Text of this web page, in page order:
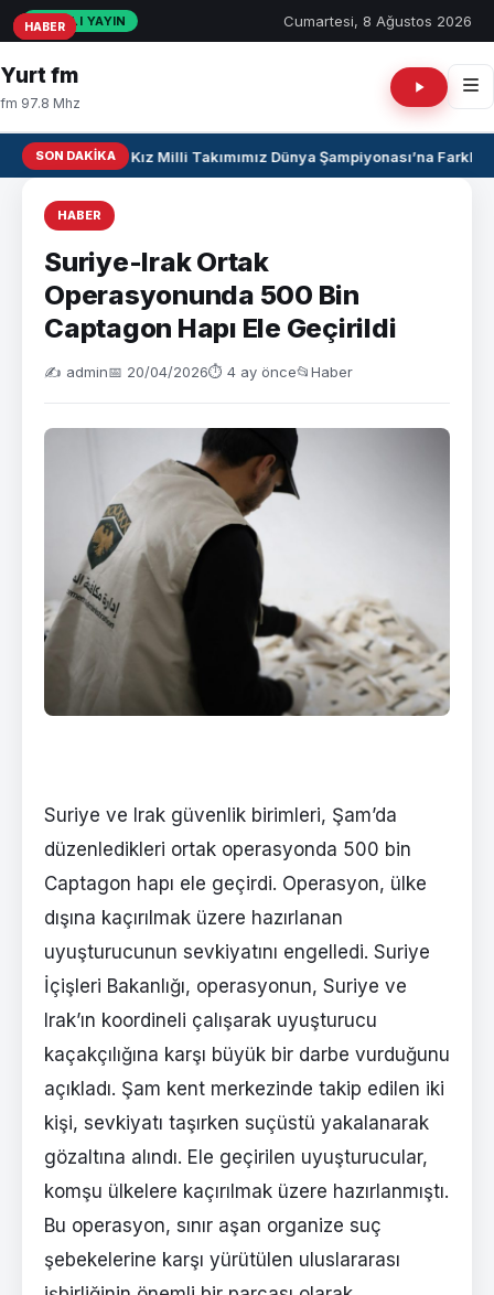
CANLI YAYIN Cumartesi, 8 Ağustos 2026
Yurt fm
fm 97.8 Mhz
SON DAKIKAU17 Kız Milli Takımımız Dünya Şampiyonası’na Farklı
HABER
Suriye-Irak Ortak
Operasyonunda 500 Bin
Captagon Hapı Ele Geçirildi
✍️ admin📅 20/04/2026⏱ 4 ay önce📂Haber
Suriye ve Irak güvenlik birimleri, Şam’da
düzenledikleri ortak operasyonda 500 bin
Captagon hapı ele geçirdi. Operasyon, ülke
dışına kaçırılmak üzere hazırlanan
uyuşturucunun sevkiyatını engelledi. Suriye
İçişleri Bakanlığı, operasyonun, Suriye ve
Irak’ın koordineli çalışarak uyuşturucu
kaçakçılığına karşı büyük bir darbe vurduğunu
açıkladı. Şam kent merkezinde takip edilen iki
kişi, sevkiyatı taşırken suçüstü yakalanarak
gözaltına alındı. Ele geçirilen uyuşturucular,
komşu ülkelere kaçırılmak üzere hazırlanmıştı.
Bu operasyon, sınır aşan organize suç
şebekelerine karşı yürütülen uluslararası
HABER
HABER
HABER